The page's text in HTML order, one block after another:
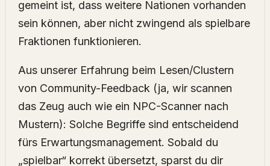
gemeint ist, dass weitere Nationen vorhanden
sein können, aber nicht zwingend als spielbare
Fraktionen funktionieren.
Aus unserer Erfahrung beim Lesen/Clustern
von Community-Feedback (ja, wir scannen
das Zeug auch wie ein NPC-Scanner nach
Mustern): Solche Begriffe sind entscheidend
fürs Erwartungsmanagement. Sobald du
„spielbar“ korrekt übersetzt, sparst du dir